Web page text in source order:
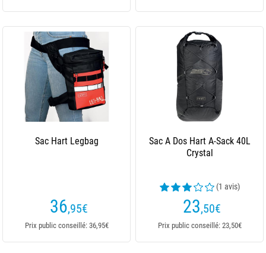
Sac Hart Legbag
36,95€
Prix public conseillé: 36,95€
Sac A Dos Hart A-Sack 40L
Crystal
(1 avis)
23,50€
Prix public conseillé: 23,50€